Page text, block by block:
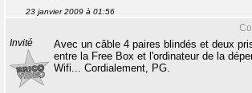
23 janvier 2009 à 01:56
Invité
Avec un câble 4 paires blindés et deux
entre la Free Box et l'ordinateur de la
Wifi... Cordialement, PG.